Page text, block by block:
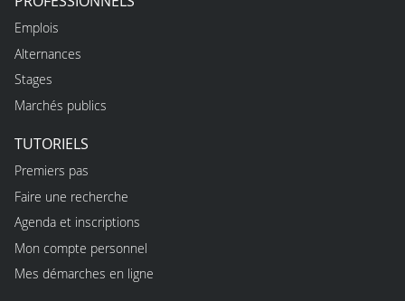
Emplois
Alternances
Stages
Marchés publics
TUTORIELS
Premiers pas
Faire une recherche
Agenda et inscriptions
Mon compte personnel
Mes démarches en ligne